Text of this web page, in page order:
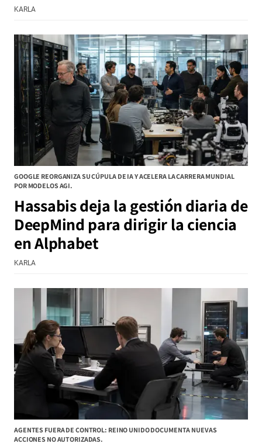
KARLA
GOOGLE REORGANIZA SU CÚPULA DE IA Y ACELERA LA CARRERA MUNDIAL
POR MODELOS AGI.
Hassabis deja la gestión diaria de
DeepMind para dirigir la ciencia
en Alphabet
KARLA
AGENTES FUERA DE CONTROL: REINO UNIDO DOCUMENTA NUEVAS
ACCIONES NO AUTORIZADAS.